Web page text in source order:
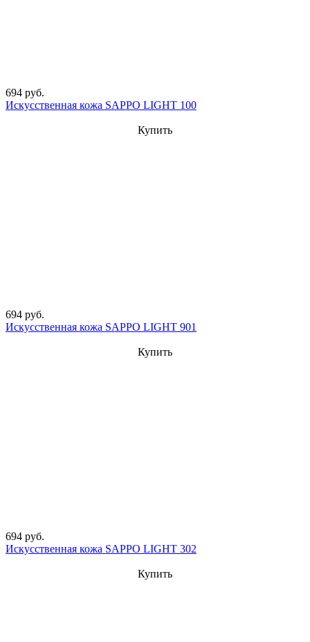
694 руб.
Искусственная кожа SAPPO LIGHT 100
Купить
694 руб.
Искусственная кожа SAPPO LIGHT 901
Купить
694 руб.
Искусственная кожа SAPPO LIGHT 302
Купить